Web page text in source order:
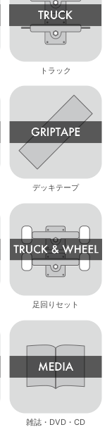
トラック
デッキテープ
足回りセット
雑誌・DVD・CD